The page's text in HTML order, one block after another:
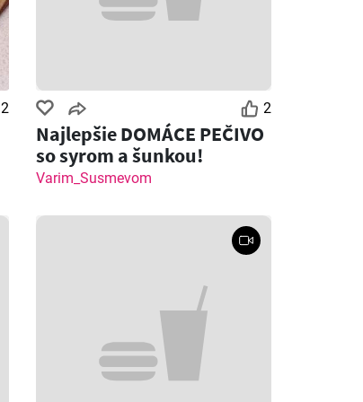
2 2
Najlepšie DOMÁCE PEČIVO
so syrom a šunkou!
Varim_Susmevom